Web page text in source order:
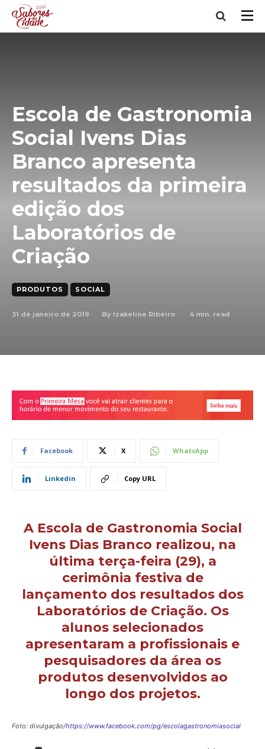
Escola de Gastronomia
Social Ivens Dias
Branco apresenta
resultados da primeira
edição dos
Laboratórios de
Criação
PRODUTOS SOCIAL
31 de janeiro de 2019 By Izakeline Ribeiro 4 min. read
Facebook X WhatsApp
Linkedin Copy URL
A Escola de Gastronomia Social
Ivens Dias Branco realizou, na
última terça-feira (29), a
cerimônia festiva de
lançamento dos resultados dos
Laboratórios de Criação. Os
alunos selecionados
apresentaram a profissionais e
pesquisadores da área os
produtos desenvolvidos ao
longo dos projetos.
Foto: divulgação/https://www.facebook.com/pg/escolagastronomiasocial